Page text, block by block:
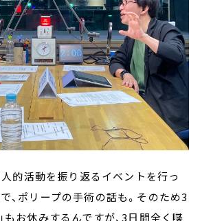
的活動を振り返るイベントを行っ
、ポリープの手術の話も。そのため3
もお休みするんですが、3日間全く喋